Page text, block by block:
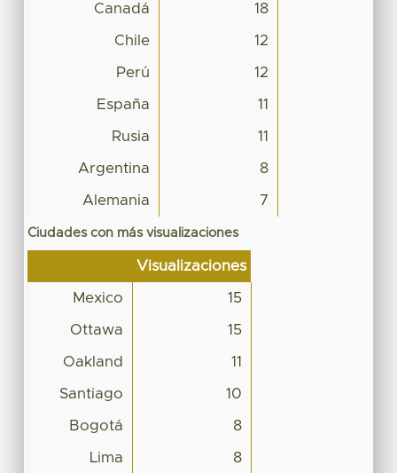
Canadá 18
Chile 12
Perú 12
España 11
Rusia 11
Argentina 8
Alemania 7
Ciudades con más visualizaciones
Visualizaciones
Mexico 15
Ottawa 15
Oakland 11
Santiago 10
Bogotá 8
Lima 8